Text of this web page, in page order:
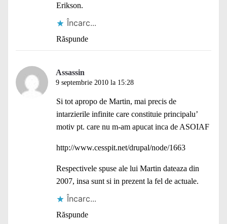
Erikson.
Încarc...
Răspunde
Assassin
9 septembrie 2010 la 15:28
Si tot apropo de Martin, mai precis de
intarzierile infinite care constituie principalu’
motiv pt. care nu m-am apucat inca de ASOIAF
http://www.cesspit.net/drupal/node/1663
Respectivele spuse ale lui Martin dateaza din
2007, insa sunt si in prezent la fel de actuale.
Încarc...
Răspunde